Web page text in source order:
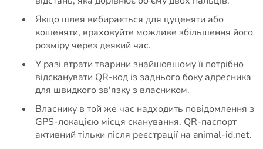
Якщо шлея вибирається для цуценяти або
кошеняти, враховуйте можливе збільшення його
розміру через деякий час.
У разі втрати тварини знайшовшому її потрібно
відсканувати QR-код із заднього боку адресника
для швидкого зв'язку з власником.
Власнику в той же час надходить повідомлення з
GPS-локацією місця сканування. QR-паспорт
активний тільки після реєстрації на animal-id.net.